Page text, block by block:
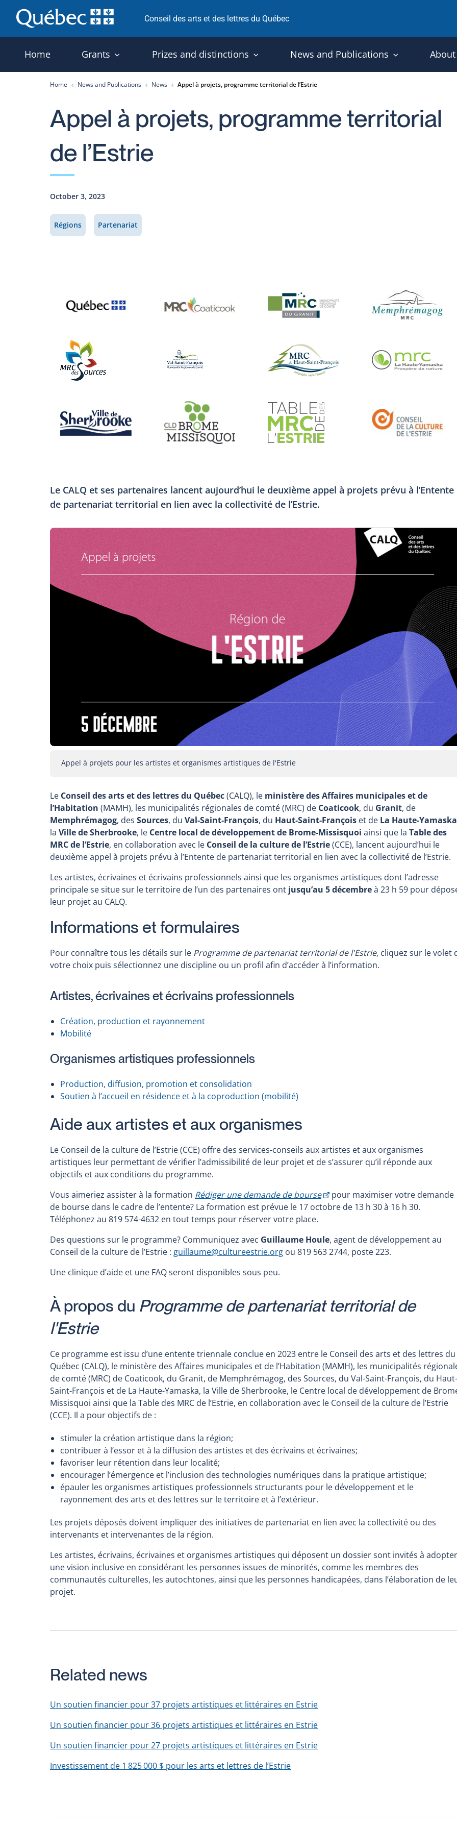
Skip
Conseil des arts et des lettres du Québec
Home Grants Prizes and distinctions News and Publications About
Home News and Publications News Appel à projets, programme territorial de l’Estrie
Appel à projets, programme territorial
de l’Estrie
October 3, 2023
Régions Partenariat
Le CALQ et ses partenaires lancent aujourd’hui le deuxième appel à projets prévu à l’Entente
de partenariat territorial en lien avec la collectivité de l’Estrie.
Appel à projets pour les artistes et organismes artistiques de l'Estrie
Le Conseil des arts et des lettres du Québec(CALQ), le ministère des Affaires municipales et de
l’Habitation (MAMH), les municipalités régionales de comté (MRC) de Coaticook, du Granit, de
Memphrémagog, des Sources, du Val-Saint-François, du Haut-Saint-François et de La Haute-Yamaska
la Ville de Sherbrooke, le Centre local de développement de Brome-Missisquoi ainsi que la Table des
MRC de l’Estrie, en collaboration avec le Conseil de la culture de l’Estrie(CCE), lancent aujourd’hui le
deuxième appel à projets prévu à l’Entente de partenariat territorial en lien avec la collectivité de l’Estrie.
Les artistes, écrivaines et écrivains professionnels ainsi que les organismes artistiques dont l’adresse
principale se situe sur le territoire de l’un des partenaires ont jusqu’au 5 décembreà 23 h 59 pour
leur projet au CALQ.
Informations et formulaires
Pour connaître tous les détails sur le Programme de partenariat territorial de l'Estrie, cliquez sur le volet
votre choix puis sélectionnez une discipline ou un profil afin d’accéder à l’information.
Artistes, écrivaines et écrivains professionnels
Création, production et rayonnement
Mobilité
Organismes artistiques professionnels
Production, diffusion, promotion et consolidation
Soutien à l’accueil en résidence et à la coproduction (mobilité)
Aide aux artistes et aux organismes
Le Conseil de la culture de l’Estrie (CCE) offre des services-conseils aux artistes et aux organismes
artistiques leur permettant de vérifier l’admissibilité de leur projet et de s’assurer qu’il réponde aux
objectifs et aux conditions du programme.
Vous aimeriez assister à la formation Rédiger une demande de bourse
This
link
in
a
pour maximiser votre demande
de bourse dans le cadre de l’entente? La formation est prévue le 17 octobre de 13 h 30 à 16 h 30.
Téléphonez au 819 574-4632 en tout temps pour réserver votre place.
Des questions sur le programme? Communiquez avec Guillaume Houle, agent de développement au
Conseil de la culture de l’Estrie : guillaume@cultureestrie.org ou 819 563 2744, poste 223.
Une clinique d’aide et une FAQ seront disponibles sous peu.
À propos du Programme de partenariat territorial de
l'Estrie
Ce programme est issu d’une entente triennale conclue en 2023 entre le Conseil des arts et des lettres du
Québec (CALQ), le ministère des Affaires municipales et de l’Habitation (MAMH), les municipalités
de comté (MRC) de Coaticook, du Granit, de Memphrémagog, des Sources, du Val-Saint-François, du Haut-
Saint-François et de La Haute-Yamaska, la Ville de Sherbrooke, le Centre local de développement de
Missisquoi ainsi que la Table des MRC de l’Estrie, en collaboration avec le Conseil de la culture de l’Estrie
(CCE). Il a pour objectifs de :
stimuler la création artistique dans la région;
contribuer à l’essor et à la diffusion des artistes et des écrivains et écrivaines;
favoriser leur rétention dans leur localité;
encourager l’émergence et l’inclusion des technologies numériques dans la pratique artistique;
épauler les organismes artistiques professionnels structurants pour le développement et le
rayonnement des arts et des lettres sur le territoire et à l’extérieur.
Les projets déposés doivent impliquer des initiatives de partenariat en lien avec la collectivité ou des
intervenants et intervenantes de la région.
Les artistes, écrivains, écrivaines et organismes artistiques qui déposent un dossier sont invités à adopter
une vision inclusive en considérant les personnes issues de minorités, comme les membres des
communautés culturelles, les autochtones, ainsi que les personnes handicapées, dans l’élaboration de
projet.
Related news
Un soutien financier pour 37 projets artistiques et littéraires en Estrie
Un soutien financier pour 36 projets artistiques et littéraires en Estrie
Un soutien financier pour 27 projets artistiques et littéraires en Estrie
Investissement de 1 825 000 $ pour les arts et lettres de l’Estrie